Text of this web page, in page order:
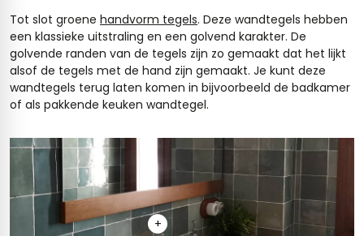
Tot slot groene handvorm tegels. Deze wandtegels hebben
een klassieke uitstraling en een golvend karakter. De
golvende randen van de tegels zijn zo gemaakt dat het lijkt
alsof de tegels met de hand zijn gemaakt. Je kunt deze
wandtegels terug laten komen in bijvoorbeeld de badkamer
of als pakkende keuken wandtegel.
+